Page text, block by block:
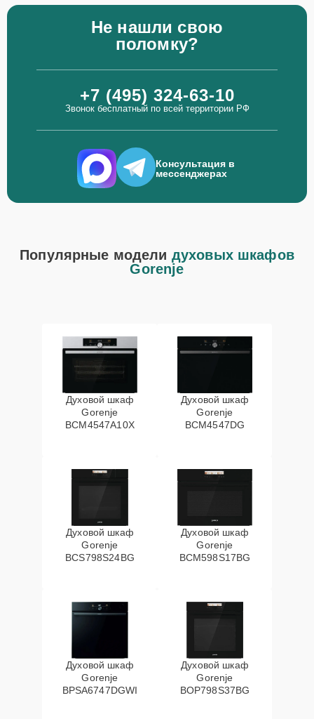
Не нашли свою
поломку?
+7 (495) 324-63-10
Звонок бесплатный по всей территории РФ
Консультация в
мессенджерах
Популярные модели духовых шкафов
Gorenje
Духовой шкаф
Gorenje
BCM4547A10X
Духовой шкаф
Gorenje
BCM4547DG
Духовой шкаф
Gorenje
BCS798S24BG
Духовой шкаф
Gorenje
BCM598S17BG
Духовой шкаф
Gorenje
BPSA6747DGWI
Духовой шкаф
Gorenje
BOP798S37BG